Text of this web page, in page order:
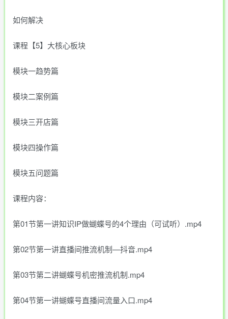
如何解决
课程【5】大核心板块
模块一趋势篇
模块二案例篇
模块三开店篇
模块四操作篇
模块五问题篇
课程内容：
第01节第一讲知识IP做蝴蝶号的4个理由（可试听）.mp4
第02节第一讲直播间推流机制—抖音.mp4
第03节第二讲蝴蝶号机密推流机制.mp4
第04节第一讲蝴蝶号直播间流量入口.mp4